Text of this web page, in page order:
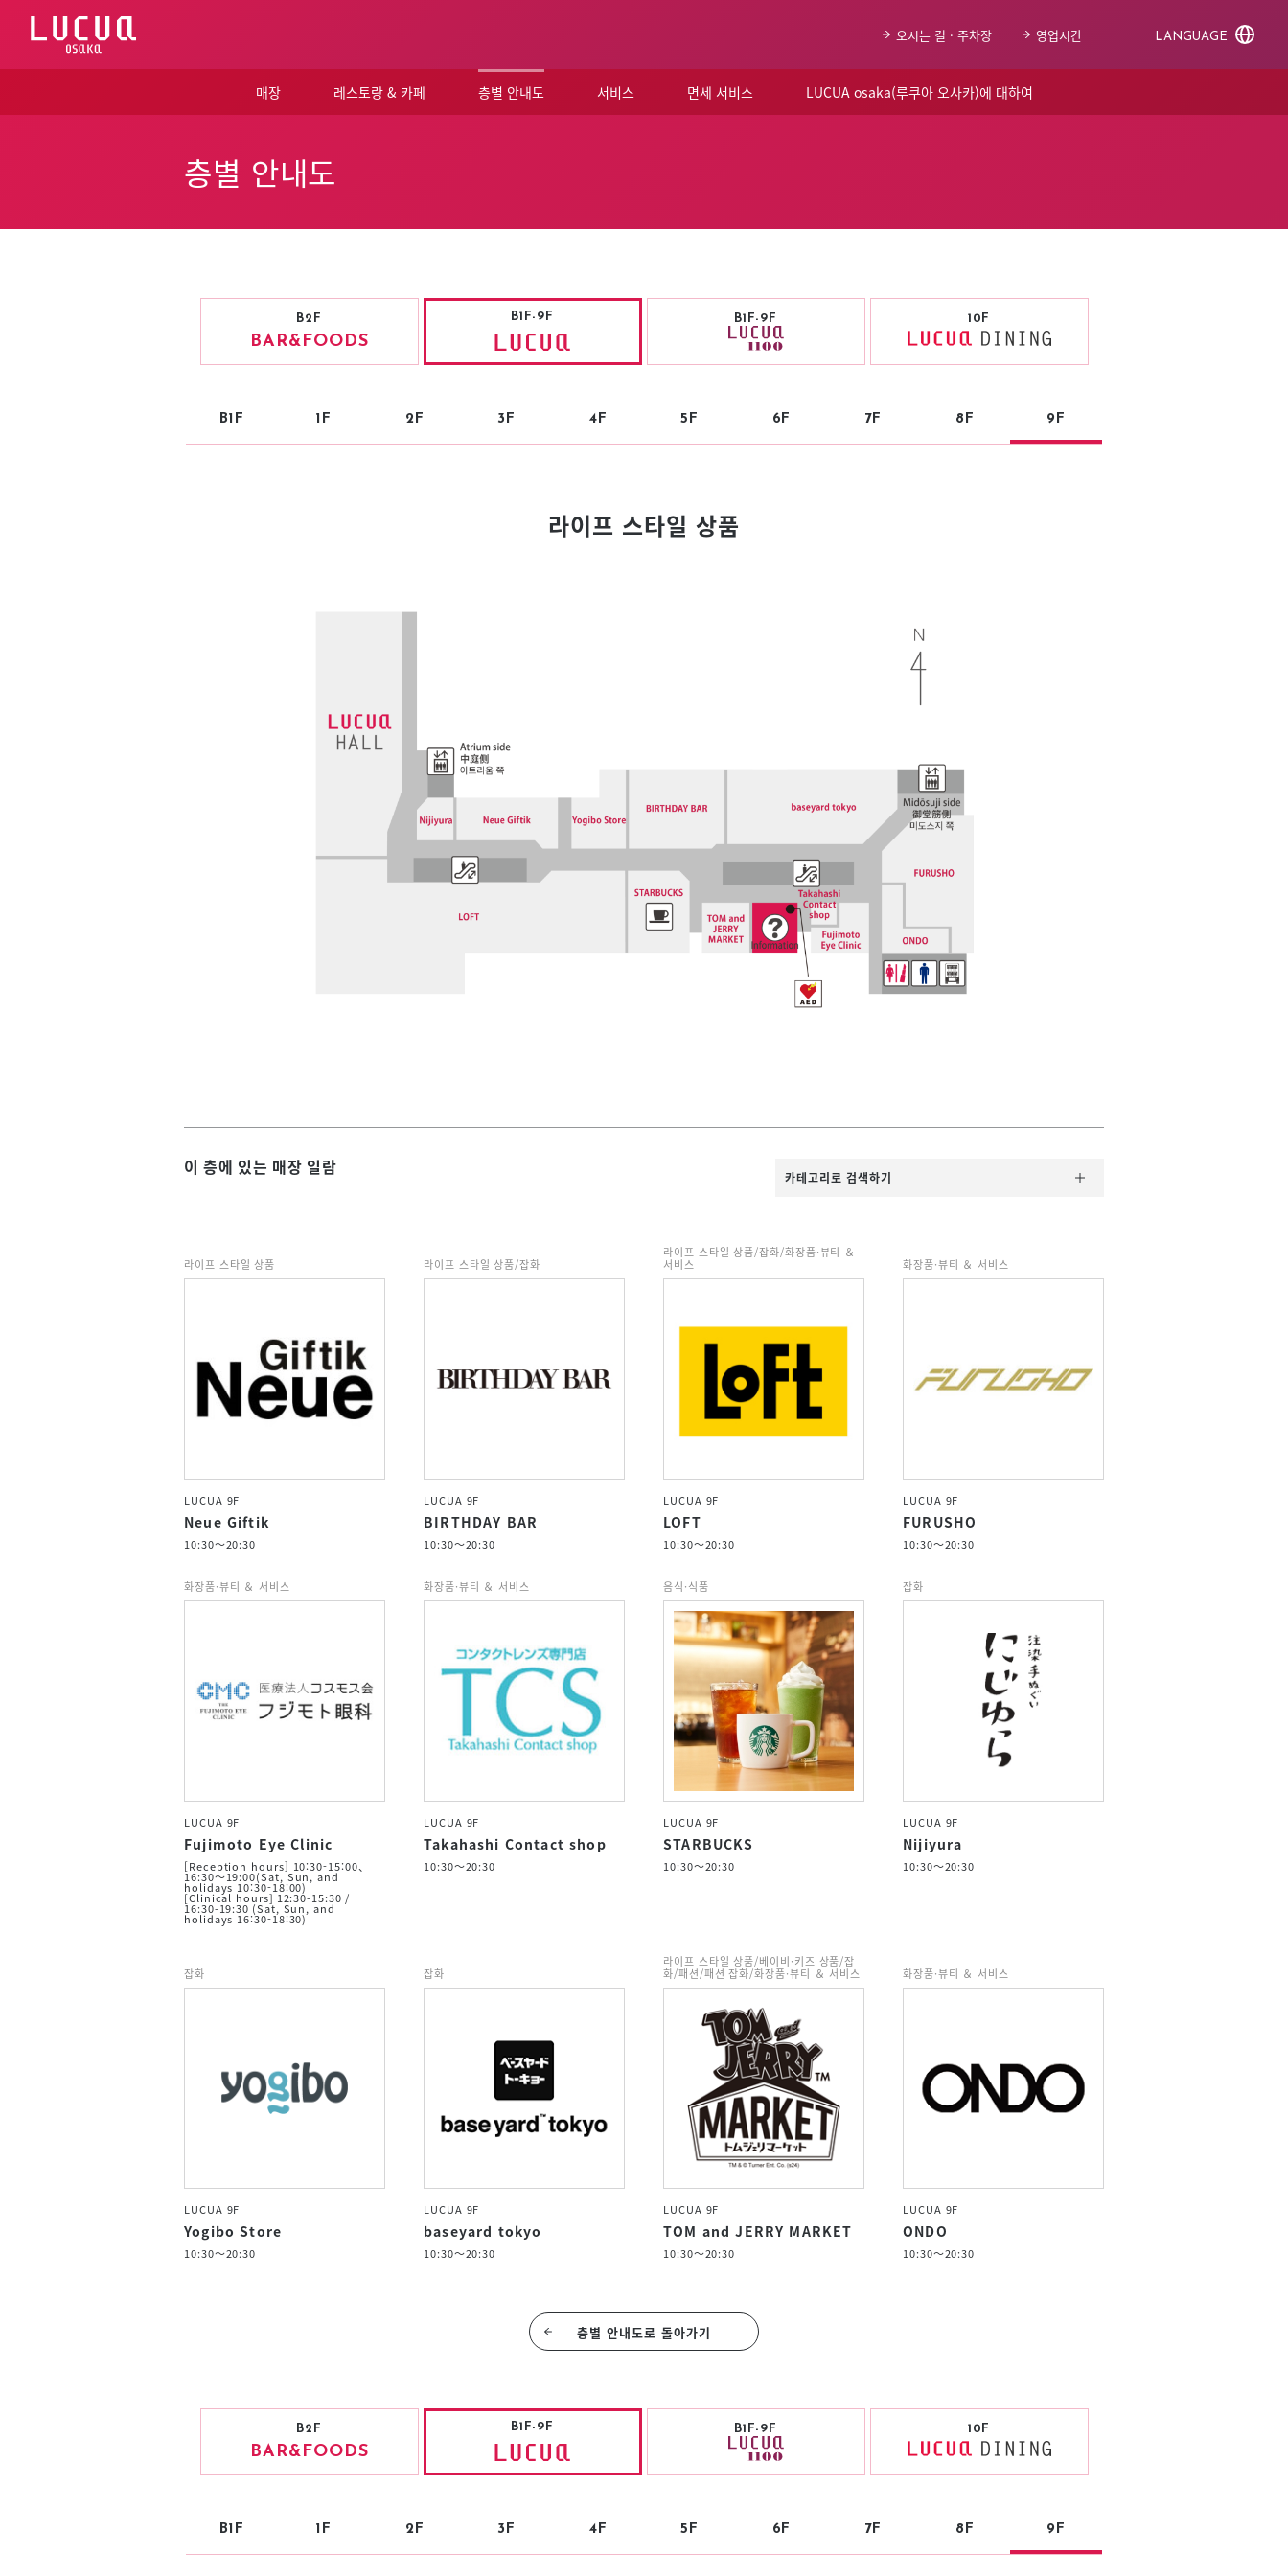
ス
오시는 길 · 주차장 영업시간 LANGUAGE
매장 레스토랑 & 카페 층별 안내도 서비스 면세 서비스 LUCUA osaka(루쿠아 오사카)에 대하여
층별 안내도
B2F
BAR&FOODS
B1F-9F
B1F 1F 2F 3F 4F 5F 6F 7F 8F 9F
B1F-9F 10F
라이프 스타일 상품
이 층에 있는 매장 일람 카테고리로 검색하기
라이프 스타일 상품
LUCUA 9F
Neue Giftik
10:30～20:30
라이프 스타일 상품/잡화
LUCUA 9F
BIRTHDAY BAR
10:30～20:30
라이프 스타일 상품/잡화/화장품·뷰티 ＆
서비스
LUCUA 9F
LOFT
10:30～20:30
화장품·뷰티 ＆ 서비스
LUCUA 9F
FURUSHO
10:30～20:30
화장품·뷰티 ＆ 서비스
LUCUA 9F
Fujimoto Eye Clinic
[Reception hours] 10:30-15:00、
16:30～19:00(Sat, Sun, and
holidays 10:30-18:00)
[Clinical hours] 12:30-15:30 /
16:30-19:30 (Sat, Sun, and
holidays 16:30-18:30)
화장품·뷰티 ＆ 서비스
LUCUA 9F
Takahashi Contact shop
10:30～20:30
음식·식품
LUCUA 9F
STARBUCKS
10:30～20:30
잡화
LUCUA 9F
Nijiyura
10:30～20:30
잡화
LUCUA 9F
Yogibo Store
10:30～20:30
잡화
LUCUA 9F
baseyard tokyo
10:30～20:30
라이프 스타일 상품/베이비·키즈 상품/잡
화/패션/패션 잡화/화장품·뷰티 ＆ 서비스
LUCUA 9F
TOM and JERRY MARKET
10:30～20:30
화장품·뷰티 ＆ 서비스
LUCUA 9F
ONDO
10:30～20:30
층별 안내도로 돌아가기
B2F
BAR&FOODS
B1F-9F
B1F 1F 2F 3F 4F 5F 6F 7F 8F 9F
B1F-9F 10F